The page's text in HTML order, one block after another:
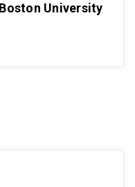
University